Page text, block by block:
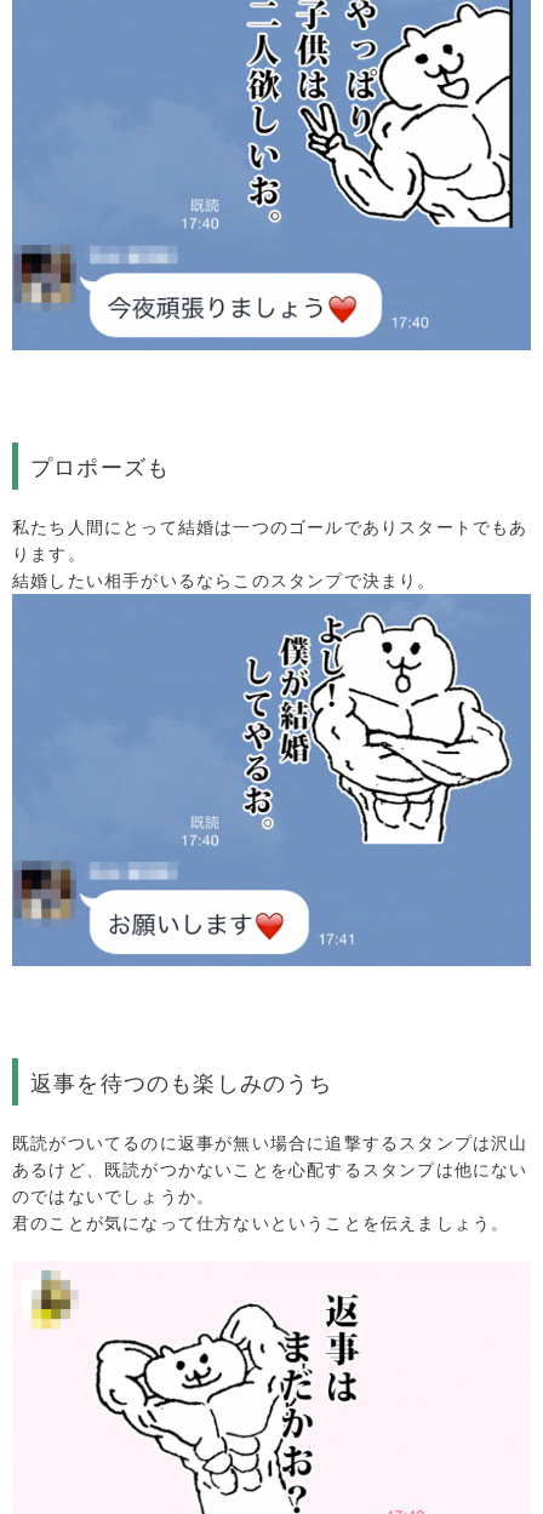
プロポーズも
私たち人間にとって結婚は一つのゴールでありスタートでもあ
ります。
結婚したい相手がいるならこのスタンプで決まり。
返事を待つのも楽しみのうち
既読がついてるのに返事が無い場合に追撃するスタンプは沢山
あるけど、既読がつかないことを心配するスタンプは他にない
のではないでしょうか。
君のことが気になって仕方ないということを伝えましょう。